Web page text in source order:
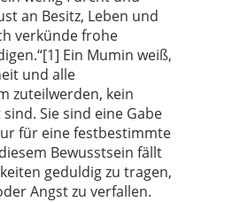
an Besitz, Leben und
verkünde frohe
Ein Mumin weiß,
und alle
zuteilwerden, kein
Sie sind eine Gabe
für eine festbestimmte
Bewusstsein fällt
geduldig zu tragen,
Angst zu verfallen.